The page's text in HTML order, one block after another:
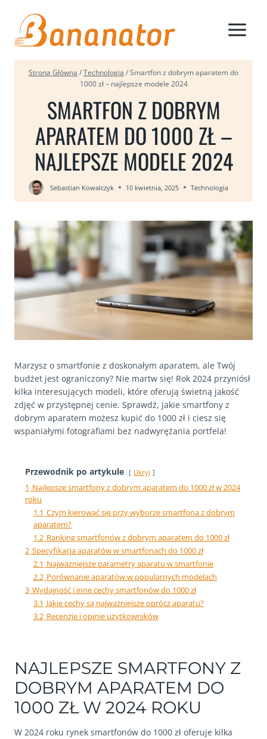
treści
Strona Główna /Technologia /Smartfon z dobrym aparatem do
1000 zł – najlepsze modele 2024
SMARTFON Z DOBRYM
APARATEM DO 1000 ZŁ –
NAJLEPSZE MODELE 2024
Sebastian Kowalczyk 10 kwietnia, 2025 Technologia
Marzysz o smartfonie z doskonałym aparatem, ale Twój
budżet jest ograniczony? Nie martw się! Rok 2024 przyniósł
kilka interesujących modeli, które oferują świetną jakość
zdjęć w przystępnej cenie. Sprawdź, jakie smartfony z
dobrym aparatem możesz kupić do 1000 zł i ciesz się
wspaniałymi fotografiami bez nadwyrężania portfela!
Przewodnik po artykule Ukryj
1 Najlepsze smartfony z dobrym aparatem do 1000 zł w 2024
roku
1.1 Czym kierować się przy wyborze smartfona z dobrym
aparatem?
1.2 Ranking smartfonów z dobrym aparatem do 1000 zł
2 Specyfikacja aparatów w smartfonach do 1000 zł
2.1 Najważniejsze parametry aparatu w smartfonie
2.2 Porównanie aparatów w popularnych modelach
3 Wydajność i inne cechy smartfonów do 1000 zł
3.1 Jakie cechy są najważniejsze oprócz aparatu?
3.2 Recenzje i opinie użytkowników
NAJLEPSZE SMARTFONY Z
DOBRYM APARATEM DO
1000 ZŁ W 2024 ROKU
W 2024 roku rynek smartfonów do 1000 zł oferuje kilka